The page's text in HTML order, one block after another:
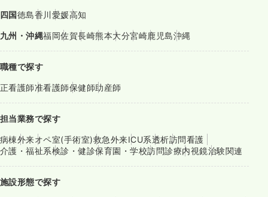
四国徳島香川愛媛高知
九州・沖縄福岡佐賀長崎熊本大分宮崎鹿児島沖縄
職種で探す
正看護師准看護師保健師助産師
担当業務で探す
病棟外来オペ室(手術室)救急外来ICU系透析訪問看護
介護・福祉系検診・健診保育園・学校訪問診療内視鏡治験関連
施設形態で探す